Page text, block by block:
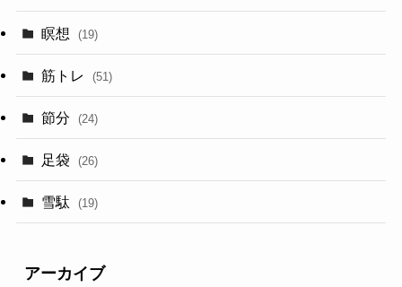
瞑想 (19)
筋トレ (51)
節分 (24)
足袋 (26)
雪駄 (19)
アーカイブ